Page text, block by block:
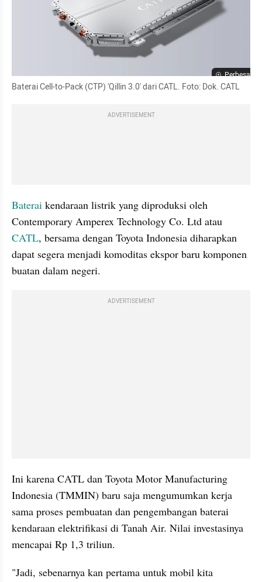
Perbesar
Baterai Cell-to-Pack (CTP) 'Qillin 3.0' dari CATL. Foto: Dok. CATL
ADVERTISEMENT
Baterai kendaraan listrik yang diproduksi oleh
CATL, bersama dengan Toyota Indonesia diharapkan
dapat segera menjadi komoditas ekspor baru komponen
buatan dalam negeri.
ADVERTISEMENT
Ini karena CATL dan Toyota Motor Manufacturing
Indonesia (TMMIN) baru saja mengumumkan kerja
sama proses pembuatan dan pengembangan baterai
kendaraan elektrifikasi di Tanah Air. Nilai investasinya
mencapai Rp 1,3 triliun.
"Jadi, sebenarnya kan pertama untuk mobil kita